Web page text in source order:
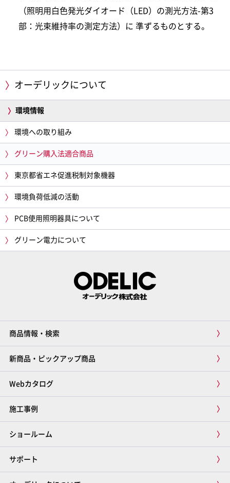
（照明用白色発光ダイオード（LED）の測光方法-第3
部：光束維持率の測定方法）に 準ずるものとする。
オーデリックについて
環境情報
環境への取り組み
グリーン購入法適合商品
東京都省エネ促進税制対象機器
環境負荷低減の活動
PCB使用照明器具について
グリーン電力について
商品情報・検索
新商品・ピックアップ商品
Webカタログ
施工事例
ショールーム
サポート